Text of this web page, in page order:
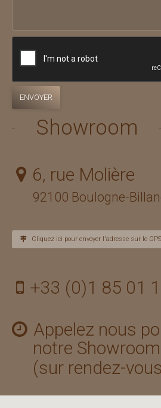
Showroom
6, rue Molière
92100 Boulogne-
Cliquez ici pour envoyer l'adresse sur le
+33 (0)1 85 01
Appelez nous
notre Showroom
(sur rendez-